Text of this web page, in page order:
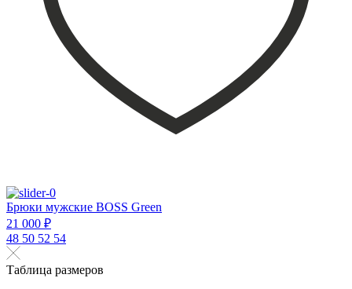
Брюки мужские BOSS Green
21 000 ₽
48 50 52 54
Таблица размеров